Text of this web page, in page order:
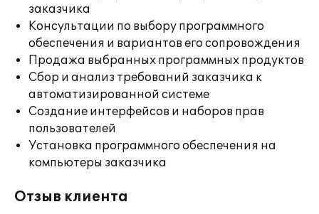
заказчика
Консультации по выбору программного
обеспечения и вариантов его сопровождения
Продажа выбранных программных продуктов
Сбор и анализ требований заказчика к
автоматизированной системе
Создание интерфейсов и наборов прав
пользователей
Установка программного обеспечения на
компьютеры заказчика
Отзыв клиента